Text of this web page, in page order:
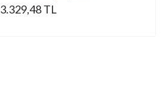
3.329,48 TL